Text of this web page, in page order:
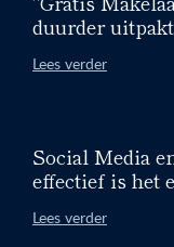
duurder uitpakt
Lees verder
Social Media
effectief is het
Lees verder